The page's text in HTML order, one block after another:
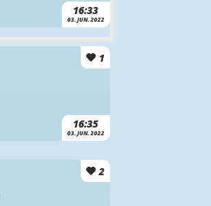
16:33
03. JUN. 2022
1
16:35
03. JUN. 2022
2